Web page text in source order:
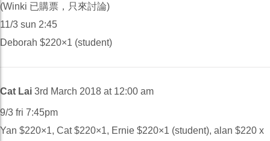
(Winki 已購票，只來討論)
11/3 sun 2:45
Deborah $220×1 (student)
Cat Lai 3rd March 2018 at 12:00 am
9/3 fri 7:45pm
Yan $220×1, Cat $220×1, Ernie $220×1 (student), alan $220 x